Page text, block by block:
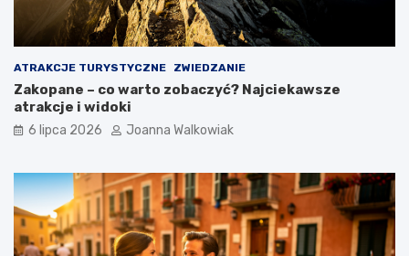
ATRAKCJE TURYSTYCZNE ZWIEDZANIE
Zakopane – co warto zobaczyć? Najciekawsze
atrakcje i widoki
6 lipca 2026 Joanna Walkowiak